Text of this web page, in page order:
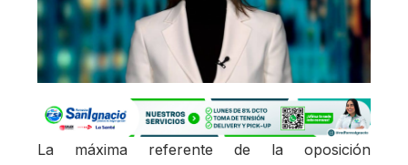
La máxima referente de la oposición